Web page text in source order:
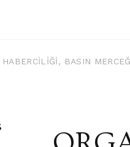
HABERCİLİĞİ, BASIN